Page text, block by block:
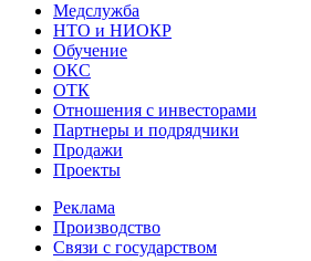
Медслужба
НТО и НИОКР
Обучение
ОКС
ОТК
Отношения с инвесторами
Партнеры и подрядчики
Продажи
Проекты
Реклама
Производство
Связи с государством